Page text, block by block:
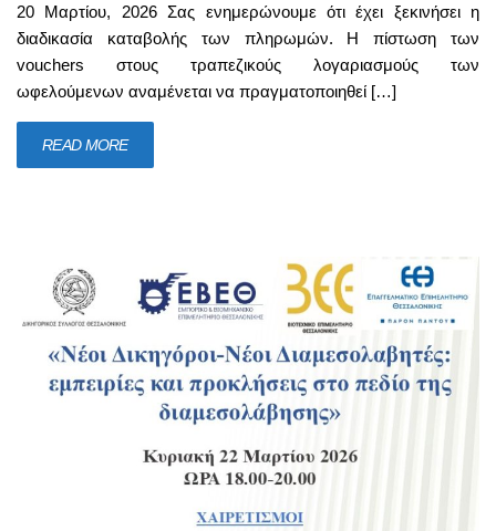
20 Μαρτίου, 2026 Σας ενημερώνουμε ότι έχει ξεκινήσει η
διαδικασία καταβολής των πληρωμών. Η πίστωση των
vouchers στους τραπεζικούς λογαριασμούς των
ωφελούμενων αναμένεται να πραγματοποιηθεί […]
READ MORE